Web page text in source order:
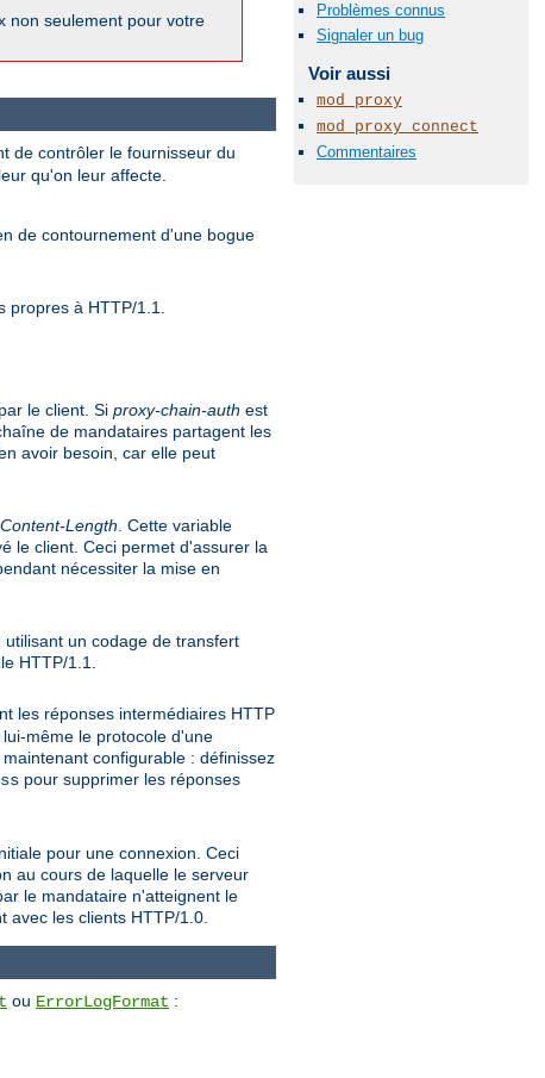
non seulement pour votre
Problèmes connus
Signaler un bug
Voir aussi
mod_proxy
mod_proxy_connect
Commentaires
de contrôler le fournisseur du
qu'on leur affecte.
de contournement d'une bogue
à HTTP/1.1.
le client. Si proxy-chain-auth est
de mandataires partagent les
avoir besoin, car elle peut
Content-Length . Cette variable
le client. Ceci permet d'assurer la
nécessiter la mise en
un codage de transfert
HTTP/1.1.
les réponses intermédiaires HTTP
même le protocole d'une
configurable : définissez
pour supprimer les réponses
pour une connexion. Ceci
au cours de laquelle le serveur
le mandataire n'atteignent le
les clients HTTP/1.0.
ou ErrorLogFormat :